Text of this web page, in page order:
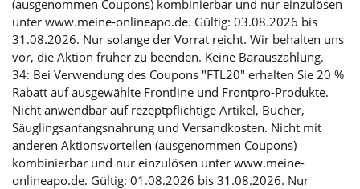
(ausgenommen Coupons) kombinierbar und nur einzulösen
unter www.meine-onlineapo.de. Gültig: 03.08.2026 bis
31.08.2026. Nur solange der Vorrat reicht. Wir behalten uns
vor, die Aktion früher zu beenden. Keine Barauszahlung.
34: Bei Verwendung des Coupons "FTL20" erhalten Sie 20 %
Rabatt auf ausgewählte Frontline und Frontpro-Produkte.
Nicht anwendbar auf rezeptpflichtige Artikel, Bücher,
Säuglingsanfangsnahrung und Versandkosten. Nicht mit
anderen Aktionsvorteilen (ausgenommen Coupons)
kombinierbar und nur einzulösen unter www.meine-
onlineapo.de. Gültig: 01.08.2026 bis 31.08.2026. Nur